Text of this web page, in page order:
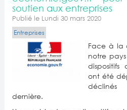
soutien aux entreprises
Publié le Lundi 30 mars 2020
Entreprises
Face à la
notre
ont été
dernière.